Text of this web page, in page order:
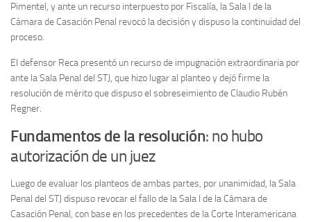
Pimentel, y ante un recurso interpuesto por Fiscalía, la Sala I de la
Cámara de Casación Penal revocó la decisión y dispuso la continuidad del
proceso.
El defensor Reca presentó un recurso de impugnación extraordinaria por
ante la Sala Penal del STJ, que hizo lugar al planteo y dejó firme la
resolución de mérito que dispuso el sobreseimiento de Claudio Rubén
Regner.
Fundamentos de la resolución: no hubo
autorización de un juez
Luego de evaluar los planteos de ambas partes, por unanimidad, la Sala
Penal del STJ dispuso revocar el fallo de la Sala I de la Cámara de
Casación Penal, con base en los precedentes de la Corte Interamericana